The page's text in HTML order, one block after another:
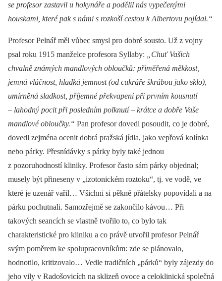
se profesor zastavil u hokynáře a podělil nás vypečenými
houskami, které pak s námi s rozkoší cestou k Albertovu pojídal.“
Profesor Pelnář měl vůbec smysl pro dobré sousto. Už z vojny
psal roku 1915 manželce profesora Syllaby:
„Chuť Vašich
chvalně známých mandlových obloučků: přiměřená měkkost,
jemná vláčnost, hladká jemnost (od cukráře škrábou jako sklo),
umírněná sladkost, příjemné překvapení při prvním kousnutí
–⁠ lahodný pocit při posledním polknutí –⁠ krátce a dobře Vaše
mandlové obloučky.“ Pan profesor dovedl posoudit, co je dobré,
dovedl zejména ocenit dobrá pražská jídla, jako vepřová kolínka
nebo párky. Přesnídávky s párky byly také jednou
z pozoruhodností kliniky. Profesor často sám párky objednal;
musely být přineseny v „izotonickém roztoku“, tj. ve vodě, ve
které je uzenář vařil… Všichni si pěkně přátelsky popovídali a na
párku pochutnali. Samozřejmě se zakončilo kávou… Při
takových seancích se vlastně tvořilo to, co bylo tak
charakteristické pro kliniku a co právě utvořil profesor Pelnář
svým poměrem ke spolupracovníkům: zde se plánovalo,
hodnotilo, kritizovalo… Vedle tradičních „párků“ byly zájezdy do
jeho vily v Radošovicích na sklizeň ovoce a celoklinická společná